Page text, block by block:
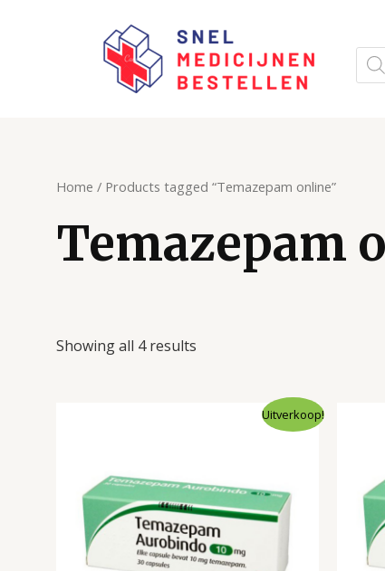
Home / Products tagged “Temazepam online”
Temazepam
Showing all 4 results
Uitverkoop!